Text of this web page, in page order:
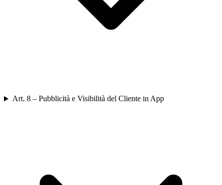
Art. 8 – Pubblicità e Visibilità del Cliente in App